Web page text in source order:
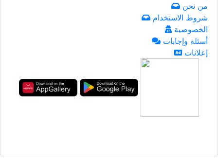
من نحن
شروط الاستخدام
الخصوصية
أسئلة وإجابات
إعلانات